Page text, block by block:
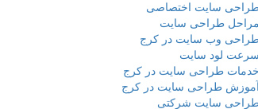
سایت اختصاصی
مراحل طراحی سایت
وب سایت در کرج
سرعت لود سایت
خدمات طراحی سایت در کرج
طراحی سایت در کرج
سایت شرکتی